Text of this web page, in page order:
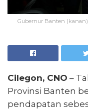
Gubernur Banten
Cilegon, CNO –
Provinsi Banten
pendapatan